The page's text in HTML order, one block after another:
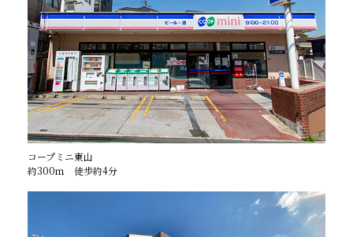
コープミニ東山
約300ｍ 徒歩約4分